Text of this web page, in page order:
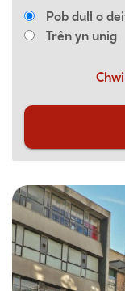
Pob dull o
Trên yn unig